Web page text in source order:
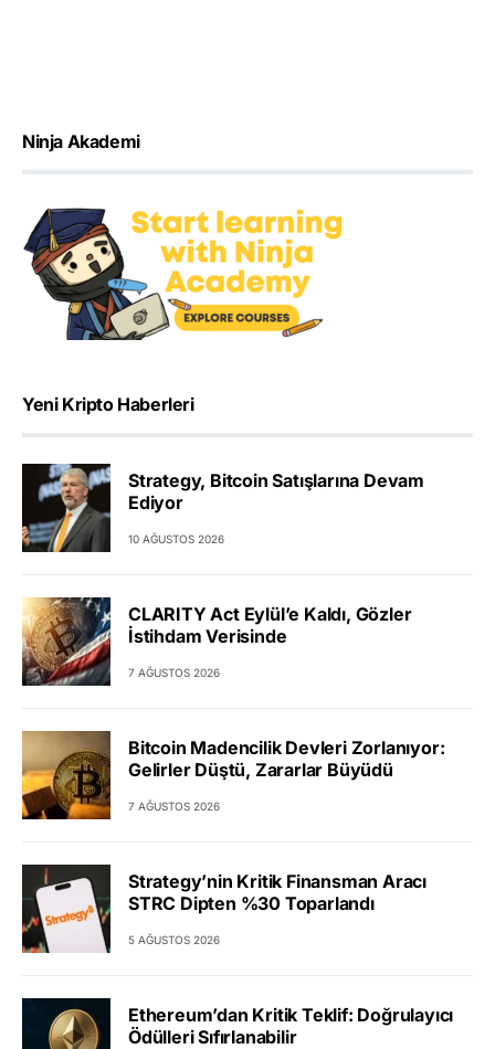
Ninja Akademi
Yeni Kripto Haberleri
Strategy, Bitcoin Satışlarına Devam
Ediyor
10 AĞUSTOS 2026
CLARITY Act Eylül’e Kaldı, Gözler
İstihdam Verisinde
7 AĞUSTOS 2026
Bitcoin Madencilik Devleri Zorlanıyor:
Gelirler Düştü, Zararlar Büyüdü
7 AĞUSTOS 2026
Strategy’nin Kritik Finansman Aracı
STRC Dipten %30 Toparlandı
5 AĞUSTOS 2026
Ethereum’dan Kritik Teklif: Doğrulayıcı
Ödülleri Sıfırlanabilir